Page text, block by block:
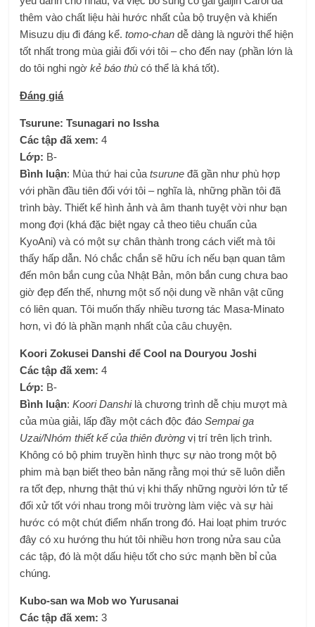
thêm vào chất liệu hài hước nhất của bộ truyện và khiến
Misuzu dịu đi đáng kể.tomo-chan dễ dàng là người thể hiện
tốt nhất trong mùa giải đối với tôi – cho đến nay (phần lớn là
do tôi nghi ngờkẻ báo thù có thể là khá tốt).
Đáng giá
Tsurune: Tsunagari no Issha
Các tập đã xem:4
Lớp: B-
Bình luận: Mùa thứ hai củatsurune đã gần như phù hợp
với phần đầu tiên đối với tôi – nghĩa là, những phần tôi đã
trình bày. Thiết kế hình ảnh và âm thanh tuyệt vời như bạn
mong đợi (khá đặc biệt ngay cả theo tiêu chuẩn của
KyoAni) và có một sự chân thành trong cách viết mà tôi
thấy hấp dẫn. Nó chắc chắn sẽ hữu ích nếu bạn quan tâm
đến môn bắn cung của Nhật Bản, môn bắn cung chưa bao
giờ đẹp đến thế, nhưng một số nội dung về nhân vật cũng
có liên quan. Tôi muốn thấy nhiều tương tác Masa-Minato
hơn, vì đó là phần mạnh nhất của câu chuyện.
Koori Zokusei Danshi để Cool na Douryou Joshi
Các tập đã xem: 4
Lớp: B-
Bình luận:Koori Danshilà chương trình dễ chịu mượt mà
của mùa giải, lấp đầy một cách độc đáoSempai ga
Uzai/Nhóm thiết kế của thiên đường vị trí trên lịch trình.
Không có bộ phim truyền hình thực sự nào trong một bộ
phim mà bạn biết theo bản năng rằng mọi thứ sẽ luôn diễn
ra tốt đẹp, nhưng thật thú vị khi thấy những người lớn tử tế
đối xử tốt với nhau trong môi trường làm việc và sự hài
hước có một chút điểm nhấn trong đó. Hai loạt phim trước
đây có xu hướng thu hút tôi nhiều hơn trong nửa sau của
các tập, đó là một dấu hiệu tốt cho sức mạnh bền bỉ của
chúng.
Kubo-san wa Mob wo Yurusanai
Các tập đã xem: 3